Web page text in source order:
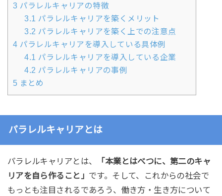
3 パラレルキャリアの特徴
3.1 パラレルキャリアを築くメリット
3.2 パラレルキャリアを築く上での注意点
4 パラレルキャリアを導入している具体例
4.1 パラレルキャリアを導入している企業
4.2 パラレルキャリアの事例
5 まとめ
パラレルキャリアとは
パラレルキャリアとは、
「本業とはべつに、第二のキャ
リアを自ら作ること」 です。そして、これからの社会で
もっとも注目されるであろう、働き方・生き方について